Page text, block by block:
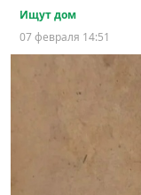
Ищут дом
07 февраля 14:51